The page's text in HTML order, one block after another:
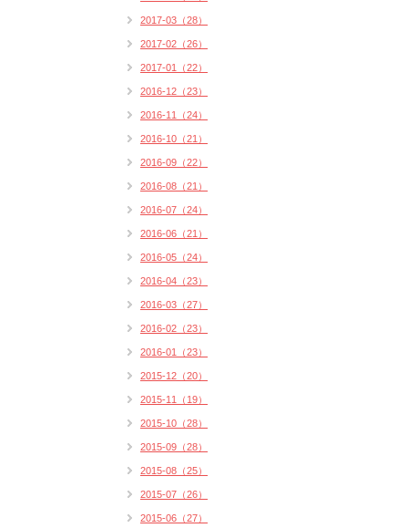
2017-03（28）
2017-02（26）
2017-01（22）
2016-12（23）
2016-11（24）
2016-10（21）
2016-09（22）
2016-08（21）
2016-07（24）
2016-06（21）
2016-05（24）
2016-04（23）
2016-03（27）
2016-02（23）
2016-01（23）
2015-12（20）
2015-11（19）
2015-10（28）
2015-09（28）
2015-08（25）
2015-07（26）
2015-06（27）